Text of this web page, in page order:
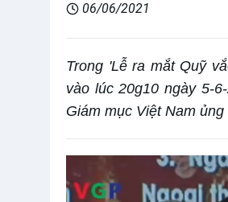
06/06/2021
Trong 'Lễ ra mắt Quỹ
vào lúc 20g10 ngày 5-
Giám mục Việt Nam